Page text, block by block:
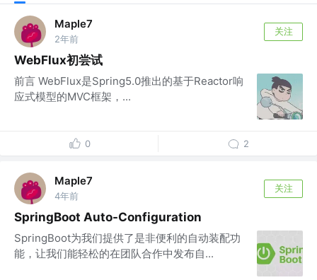
Maple7
2年前
关注
WebFlux初尝试
前言 WebFlux是Spring5.0推出的基于Reactor响
应式模型的MVC框架，...
0 2
Maple7
4年前
关注
SpringBoot Auto-Configuration
SpringBoot为我们提供了是非便利的自动装配功
能，让我们能轻松的在团队合作中发布自...